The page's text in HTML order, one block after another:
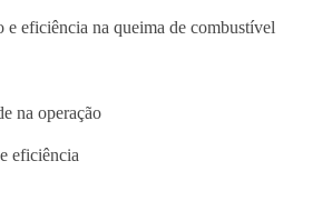
e eficiência na queima de combustível
na operação
eficiência